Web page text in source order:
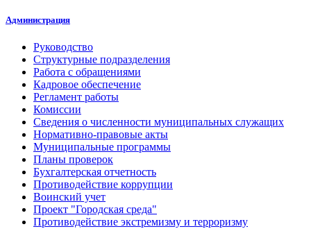
Администрация
Руководство
Структурные подразделения
Работа с обращениями
Кадровое обеспечение
Регламент работы
Комиссии
Сведения о численности муниципальных служащих
Нормативно-правовые акты
Муниципальные программы
Планы проверок
Бухгалтерская отчетность
Противодействие коррупции
Воинский учет
Проект "Городская среда"
Противодействие экстремизму и терроризму